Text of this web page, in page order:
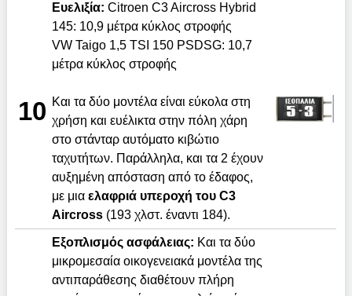
10
Ευελιξία: Citroen C3 Aircross Hybrid
145: 10,9 μέτρα κύκλος στροφής
VW Taigo 1,5 TSI 150 PSDSG: 10,7
μέτρα κύκλος στροφής
Και τα δύο μοντέλα είναι εύκολα στη
χρήση και ευέλικτα στην πόλη χάρη
στο στάνταρ αυτόματο κιβώτιο
ταχυτήτων. Παράλληλα, και τα 2 έχουν
αυξημένη απόσταση από το έδαφος,
με μια ελαφριά υπεροχή του C3
Aircross(193 χλστ. έναντι 184).
Εξοπλισμός ασφάλειας: Και τα δύο
μικρομεσαία οικογενειακά μοντέλα της
αντιπαράθεσης διαθέτουν πλήρη